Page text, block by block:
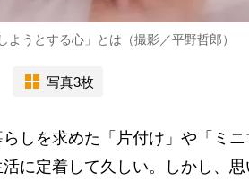
ようとする心」とは（撮影／平野哲郎）
写真3枚
しを求めた「片付け」や「ミニ
に定着して久しい。しかし、